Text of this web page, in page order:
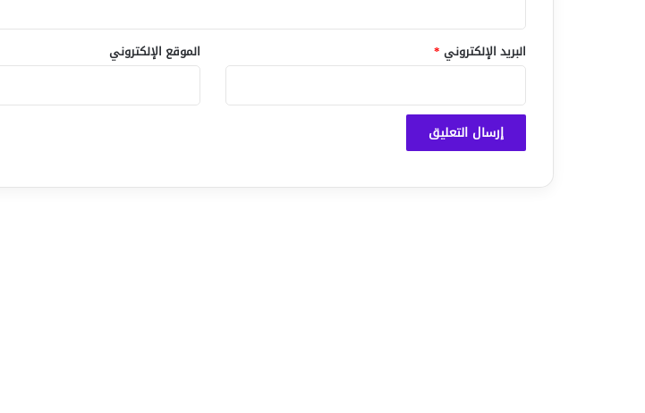
البريد الإلكتروني * الموقع الإلكتروني